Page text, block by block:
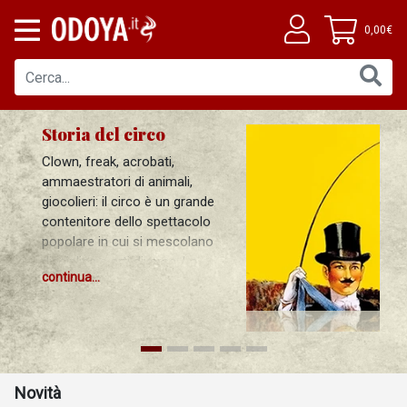
0,00€
Storia del circo
Clown, freak, acrobati,
ammaestratori di animali,
giocolieri: il circo è un grande
contenitore dello spettacolo
popolare in cui si mescolano
discipline e arti diverse. La
trasmissione delle tecniche,
l’esercizio della professione,
l’esito presso il pubblico e la
critica si sono combinati in
modo vario a seconda delle
epoche storiche e delle aree
geografiche di riferimento.
continua...
Novità